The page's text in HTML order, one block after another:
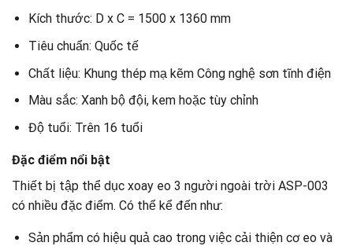
Kích thước: D x C = 1500 x 1360 mm
Tiêu chuẩn: Quốc tế
Chất liệu: Khung thép mạ kẽm Công nghệ sơn tĩnh điện
Màu sắc: Xanh bộ đội, kem hoặc tùy chỉnh
Độ tuổi: Trên 16 tuổi
Đặc điểm nổi bật
Thiết bị tập thể dục xoay eo 3 người ngoài trời ASP-003
có nhiều đặc điểm. Có thể kể đến như:
Sản phẩm có hiệu quả cao trong việc cải thiện cơ eo và